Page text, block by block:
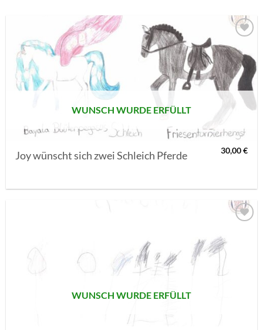
AUF MEINE
MERKLISTE
SETZEN
WUNSCH WURDE ERFÜLLT
Joy wünscht sich zwei Schleich Pferde 30,00€
MERKLISTE
SETZEN
WUNSCH WURDE ERFÜLLT